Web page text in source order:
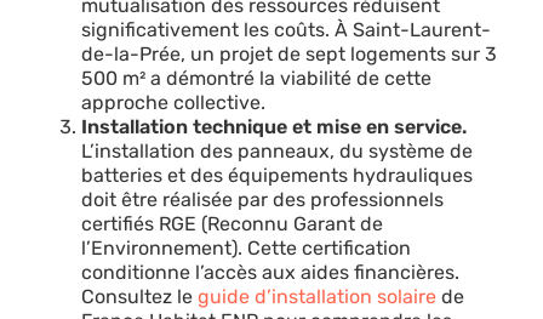
mutualisation des ressources réduisent
significativement les coûts. À Saint-Laurent-
de-la-Prée, un projet de sept logements sur 3
500 m² a démontré la viabilité de cette
approche collective.
Installation technique et mise en service.
L’installation des panneaux, du système de
batteries et des équipements hydrauliques
doit être réalisée par des professionnels
certifiés RGE (Reconnu Garant de
l’Environnement). Cette certification
conditionne l’accès aux aides financières.
Consultez le guide d’installation solairede